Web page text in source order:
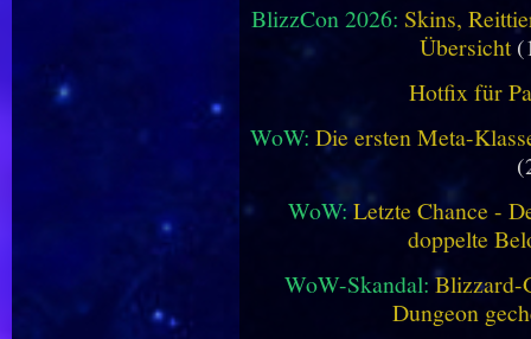
BlizzCon 2026: Skins,
Übersicht
Hotfix für
WoW: Die ersten Meta-
WoW:Letzte Chance -
doppelte
WoW-Skandal: Blizzard-
Dungeon